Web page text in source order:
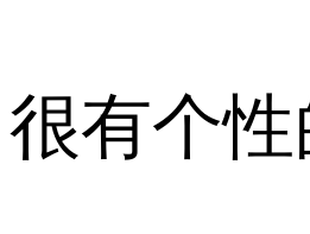
很有个性